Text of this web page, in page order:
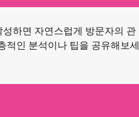
하면 자연스럽게 방문자의 관
적인 분석이나 팁을 공유해보세